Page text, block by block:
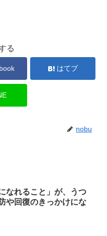
る
はてブ
nobu
なれること」が、うつ
や回復のきっかけにな